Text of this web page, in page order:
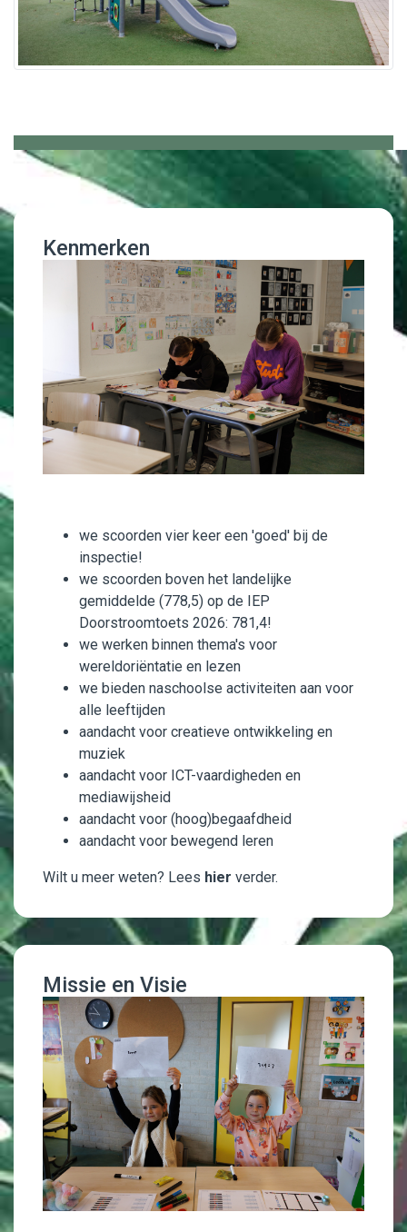
Kenmerken
we scoorden vier keer een 'goed' bij de
inspectie!
we scoorden boven het landelijke
gemiddelde (778,5) op de IEP
Doorstroomtoets 2026: 781,4!
we werken binnen thema's voor
wereldoriëntatie en lezen
we bieden naschoolse activiteiten aan voor
alle leeftijden
aandacht voor creatieve ontwikkeling en
muziek
aandacht voor ICT-vaardigheden en
mediawijsheid
aandacht voor (hoog)begaafdheid
aandacht voor bewegend leren
Wilt u meer weten? Lees hier verder.
Missie en Visie